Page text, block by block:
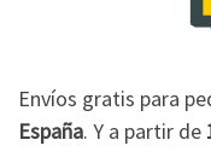
Envíos gratis para
España. Y a partir de